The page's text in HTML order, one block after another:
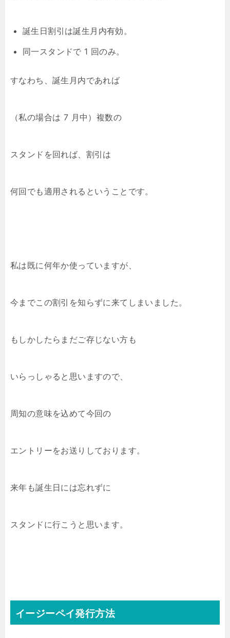
誕生日割引は誕生月内有効。
同一スタンドで 1 回のみ。
すなわち、誕生月内であれば
（私の場合は 7 月中）複数の
スタンドを回れば、割引は
何回でも適用されるということです。
私は既に何年か使っていますが、
今までこの割引を知らずに来てしまいました。
もしかしたらまだご存じない方も
いらっしゃると思いますので、
周知の意味を込めて今回の
エントリーをお送りしております。
来年も誕生日には忘れずに
スタンドに行こうと思います。
イージーペイ発行方法